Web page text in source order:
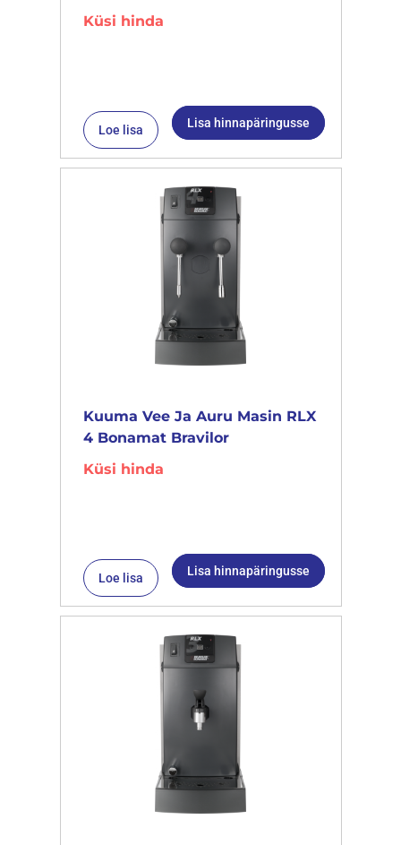
Küsi hinda
Loe lisa Lisa hinnapäringusse
Kuuma Vee Ja Auru Masin RLX
4 Bonamat Bravilor
Küsi hinda
Loe lisa Lisa hinnapäringusse